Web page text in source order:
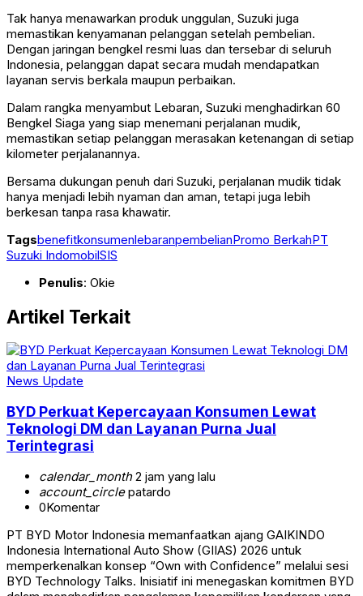
Tak hanya menawarkan produk unggulan, Suzuki juga
memastikan kenyamanan pelanggan setelah pembelian.
Dengan jaringan bengkel resmi luas dan tersebar di seluruh
Indonesia, pelanggan dapat secara mudah mendapatkan
layanan servis berkala maupun perbaikan.
Dalam rangka menyambut Lebaran, Suzuki menghadirkan 60
Bengkel Siaga yang siap menemani perjalanan mudik,
memastikan setiap pelanggan merasakan ketenangan di setiap
kilometer perjalanannya.
Bersama dukungan penuh dari Suzuki, perjalanan mudik tidak
hanya menjadi lebih nyaman dan aman, tetapi juga lebih
berkesan tanpa rasa khawatir.
TagsbenefitkonsumenlebaranpembelianPromo BerkahPT
Suzuki IndomobilSIS
Penulis: Okie
Artikel Terkait
News Update
BYD Perkuat Kepercayaan Konsumen Lewat
Teknologi DM dan Layanan Purna Jual
Terintegrasi
calendar_month2 jam yang lalu
account_circlepatardo
0Komentar
PT BYD Motor Indonesia memanfaatkan ajang GAIKINDO
Indonesia International Auto Show (GIIAS) 2026 untuk
memperkenalkan konsep “Own with Confidence” melalui sesi
BYD Technology Talks. Inisiatif ini menegaskan komitmen BYD